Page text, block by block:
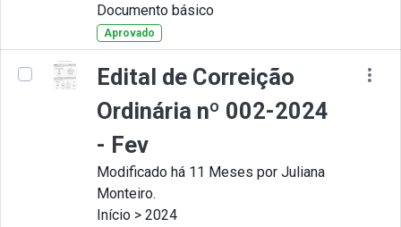
Documento básico
Aprovado
Edital de Correição
Ordinária nº 002-2024
- Fev
Modificado há 11 Meses por Juliana
Monteiro.
Início > 2024